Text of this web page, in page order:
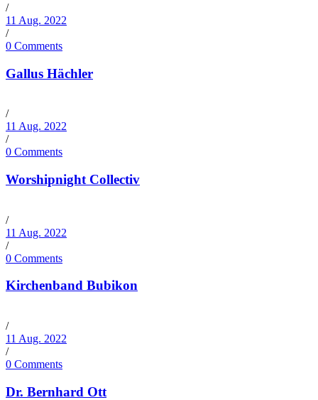
/
11 Aug. 2022
/
0 Comments
Gallus Hächler
/
11 Aug. 2022
/
0 Comments
Worshipnight Collectiv
/
11 Aug. 2022
/
0 Comments
Kirchenband Bubikon
/
11 Aug. 2022
/
0 Comments
Dr. Bernhard Ott